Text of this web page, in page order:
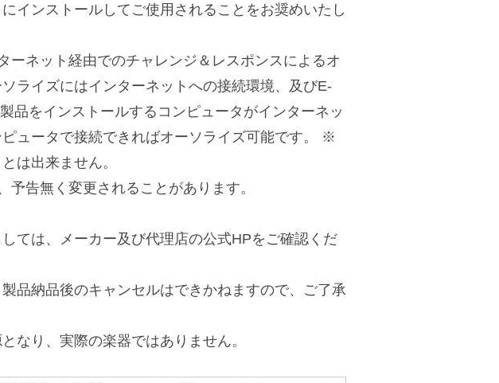
インストールしてご使用されることをお奨めいたし
ーネット経由でのチャレンジ＆レスポンスによるオ
ライズにはインターネットへの接続環境、及びE-
品をインストールするコンピュータがインターネッ
ュータで接続できればオーソライズ可能です。 ※
は出来ません。
告無く変更されることがあります。
ては、メーカー及び代理店の公式HPをご確認くだ
品納品後のキャンセルはできかねますので、ご了承
なり、実際の楽器ではありません。